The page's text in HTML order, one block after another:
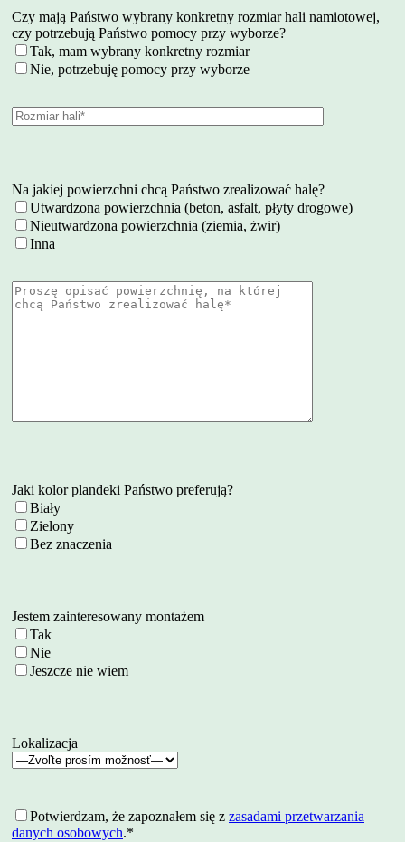
Czy mają Państwo wybrany konkretny rozmiar hali namiotowej,
czy potrzebują Państwo pomocy przy wyborze?
Tak, mam wybrany konkretny rozmiar
Nie, potrzebuję pomocy przy wyborze
Na jakiej powierzchni chcą Państwo zrealizować halę?
Utwardzona powierzchnia (beton, asfalt, płyty drogowe)
Nieutwardzona powierzchnia (ziemia, żwir)
Inna
Jaki kolor plandeki Państwo preferują?
Biały
Zielony
Bez znaczenia
Jestem zainteresowany montażem
Tak
Nie
Jeszcze nie wiem
Lokalizacja
Potwierdzam, że zapoznałem się z zasadami przetwarzania
danych osobowych.*